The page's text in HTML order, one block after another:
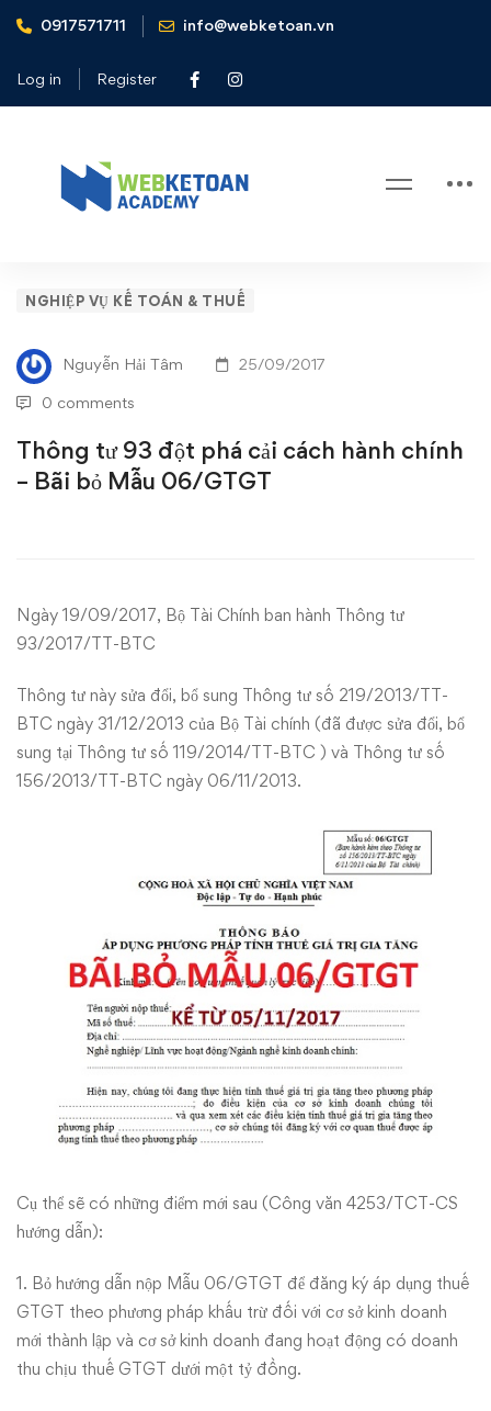
0917571711 info@webketoan.vn
Log in Register
Home
Nghiệp vụ Kế toán & Thuế
06/GTGT
Thông
tư
93
đột
phá
cách
hành
chính
–
Bãi
06/GTGT
NGHIỆP VỤ KẾ TOÁN & THUẾ
Nguyễn Hải Tâm 25/09/2017
0 comments
Thông tư 93 đột phá cải cách hành chính
– Bãi bỏ Mẫu 06/GTGT
Ngày 19/09/2017, Bộ Tài Chính ban hành Thông tư
93/2017/TT-BTC
Thông tư này sửa đổi, bổ sung Thông tư số 219/2013/TT-
BTC ngày 31/12/2013 của Bộ Tài chính (đã được sửa đổi, bổ
sung tại Thông tư số 119/2014/TT-BTC ) và Thông tư số
156/2013/TT-BTC ngày 06/11/2013.
Cụ thể sẽ có những điểm mới sau (Công văn 4253/TCT-CS
hướng dẫn):
1. Bỏ hướng dẫn nộp Mẫu 06/GTGT để đăng ký áp dụng thuế
GTGT theo phương pháp khấu trừ đối với cơ sở kinh doanh
mới thành lập và cơ sở kinh doanh đang hoạt động có doanh
thu chịu thuế GTGT dưới một tỷ đồng.